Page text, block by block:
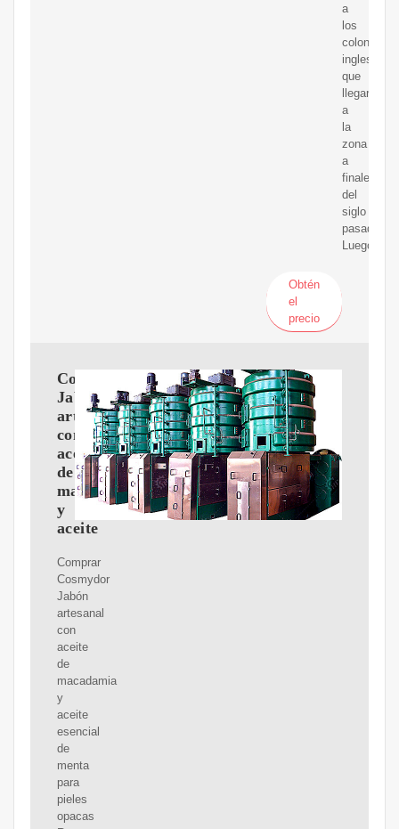
a
los
colonos
ingleses
que
llegaron
a
la
zona
a
finales
del
siglo
pasado.
Luego
Obtén
el
precio
Cosmydor
Jabón
artesanal
con
aceite
de
macadamia
y
aceite
Comprar
Cosmydor
Jabón
artesanal
con
aceite
de
macadamia
y
aceite
esencial
de
menta
para
pieles
opacas